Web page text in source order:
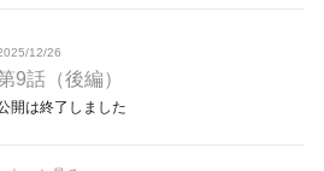
12/26
9話（後編）
開は終了しました